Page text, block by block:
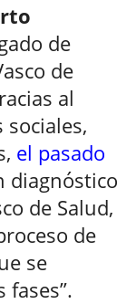
de
de
al
el pasado
diagnóstico
de Salud,
de
se